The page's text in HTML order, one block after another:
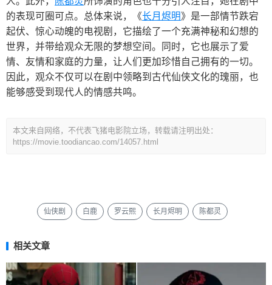
的表现可圈可点。总体来说，《长月烬明》是一部情节跌宕
起伏、惊心动魄的电视剧，它描绘了一个充满神秘和幻想的
世界，并带给观众无限的梦想空间。同时，它也展示了爱
情、友情和家庭的力量，让人们更加珍惜自己拥有的一切。
因此，观众不仅可以在剧中领略到古代仙侠文化的瑰丽，也
能够感受到现代人的情感共鸣。
本文来自网络，不代表飞猪电影院立场，转载请注明出处：
https://movie.toodiancao.com/14057.html
仙侠剧 白鹿 罗云熙 长月烬明 陈都灵
相关文章